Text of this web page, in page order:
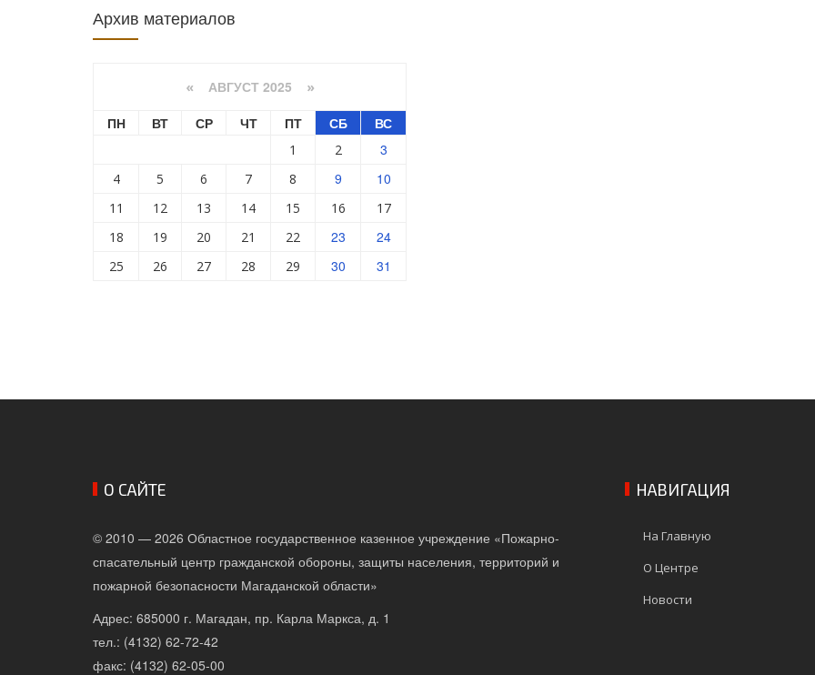
Архив материалов
« АВГУСТ 2025 »
ПН ВТ СР ЧТ ПТ СБ ВС
1 2 3
4 5 6 7 8 9 10
11 12 13 14 15 16
17
18
19 20 21 22 23 24
25 26 27 28 29 30 31
О САЙТЕ
© 2010 — 2026 Областное государственное казенное учреждение «Пожарно-
спасательный центр гражданской обороны, защиты населения, территорий и
пожарной безопасности Магаданской области»
Адрес: 685000 г. Магадан, пр. Карла Маркса, д. 1
тел.: (4132) 62-72-42
факс: (4132) 62-05-00
НАВИГАЦИЯ
На Главную
О Центре
Новости